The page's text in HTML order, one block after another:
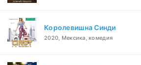
Королевишна Синди
2020, Мексика, комедия